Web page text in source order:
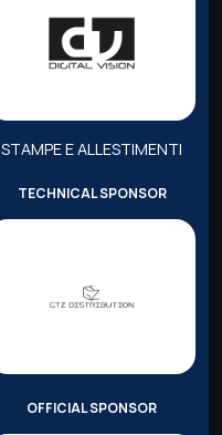
STAMPE E ALLESTIMENTI
TECHNICAL SPONSOR
OFFICIAL SPONSOR